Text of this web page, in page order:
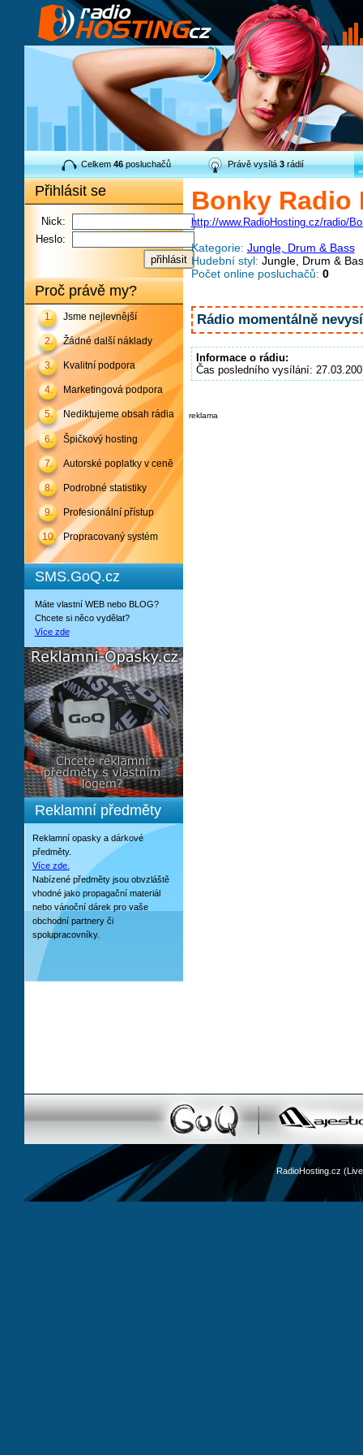
Celkem46posluchačů Právě vysílá3rádií
Přihlásit se
Nick:
Heslo:
Proč právě my?
1. Jsme nejlevnější
2. Žádné další náklady
3. Kvalitní podpora
4. Marketingová podpora
5. Nediktujeme obsah rádia
6. Špičkový hosting
7. Autorské poplatky v ceně
8. Podrobné statistiky
9. Profesionální přístup
10. Propracovaný systém
SMS.GoQ.cz
Máte vlastní WEB nebo BLOG?
Chcete si něco vydělat?
Více zde
Reklamní předměty
Reklamní opasky a dárkové
předměty.
Více zde.
Nabízené předměty jsou obvzláště
vhodné jako propagační materiál
nebo vánoční dárek pro vaše
obchodní partnery či
spolupracovníky.
Bonky Radio
http://www.RadioHosting.cz/radio/
Kategorie: Jungle, Drum & Bass
Hudební styl: Jungle, Drum &
Počet online posluchačů: 0
Rádio momentálně
Informace o rádiu:
Čas posledního vysílání:
reklama
RadioHosting.cz